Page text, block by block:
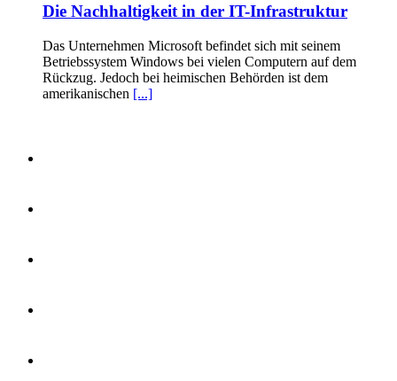
Die Nachhaltigkeit in der IT-Infrastruktur
Das Unternehmen Microsoft befindet sich mit seinem
Betriebssystem Windows bei vielen Computern auf dem
Rückzug. Jedoch bei heimischen Behörden ist dem
amerikanischen [...]